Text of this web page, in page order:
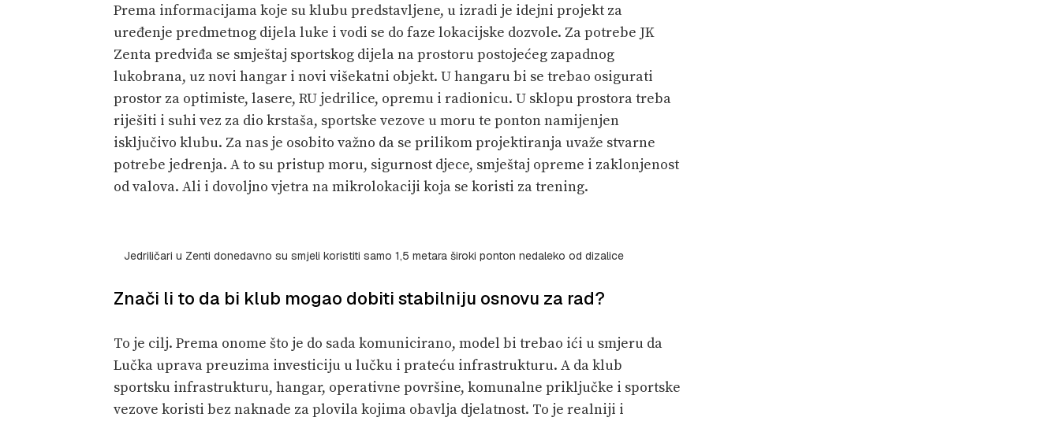
Prema informacijama koje su klubu predstavljene, u izradi je idejni projekt za
uređenje predmetnog dijela luke i vodi se do faze lokacijske dozvole. Za potrebe JK
Zenta predviđa se smještaj sportskog dijela na prostoru postojećeg zapadnog
lukobrana, uz novi hangar i novi višekatni objekt. U hangaru bi se trebao osigurati
prostor za optimiste, lasere, RU jedrilice, opremu i radionicu. U sklopu prostora treba
riješiti i suhi vez za dio krstaša, sportske vezove u moru te ponton namijenjen
isključivo klubu. Za nas je osobito važno da se prilikom projektiranja uvaže stvarne
potrebe jedrenja. A to su pristup moru, sigurnost djece, smještaj opreme i zaklonjenost
od valova. Ali i dovoljno vjetra na mikrolokaciji koja se koristi za trening.
Jedriličari u Zenti donedavno su smjeli koristiti samo 1,5 metara široki ponton nedaleko od dizalice
Znači li to da bi klub mogao dobiti stabilniju osnovu za rad?
To je cilj. Prema onome što je do sada komunicirano, model bi trebao ići u smjeru da
Lučka uprava preuzima investiciju u lučku i prateću infrastrukturu. A da klub
sportsku infrastrukturu, hangar, operativne površine, komunalne priključke i sportske
vezove koristi bez naknade za plovila kojima obavlja djelatnost. To je realniji i